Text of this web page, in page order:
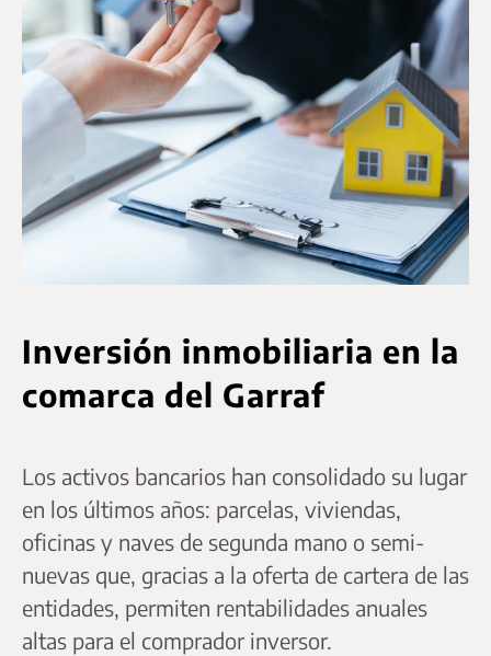
Inversión inmobiliaria en la
comarca del Garraf
Los activos bancarios han consolidado su lugar
en los últimos años: parcelas, viviendas,
oficinas y naves de segunda mano o semi-
nuevas que, gracias a la oferta de cartera de las
entidades, permiten rentabilidades anuales
altas para el comprador inversor.